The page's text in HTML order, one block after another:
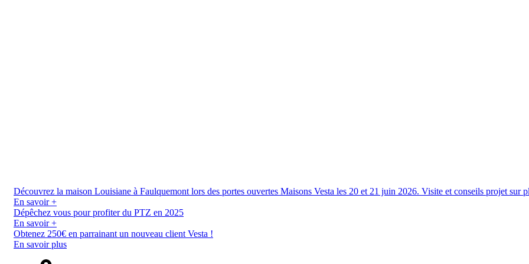
Découvrez la maison Louisiane à Faulquemont lors des portes ouvertes Maisons Vesta les 20 et 21 juin 2026. Visite et conseils projet sur
En savoir +
Dépêchez vous pour profiter du PTZ en 2025
En savoir +
Obtenez 250€ en parrainant un nouveau client Vesta !
En savoir plus